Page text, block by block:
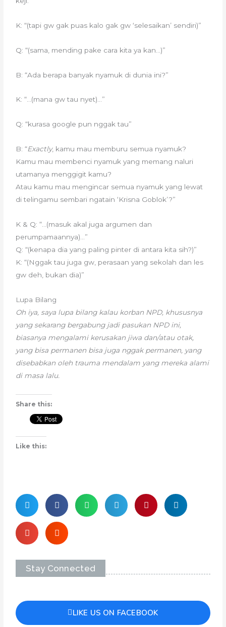
K: “(tapi gw gak puas kalo gak gw ‘selesaikan’ sendiri)”
Q: “(sama, mending pake cara kita ya kan…)”
B: “Ada berapa banyak nyamuk di dunia ini?”
K: “…(mana gw tau nyet)…”
Q: “kurasa google pun nggak tau”
B: “Exactly, kamu mau memburu semua nyamuk?
Kamu mau membenci nyamuk yang memang naluri
utamanya menggigit kamu?
Atau kamu mau mengincar semua nyamuk yang lewat
di telingamu sembari ngatain ‘Krisna Goblok’?”
K & Q: “…(masuk akal juga argumen dan
perumpamaannya)…”
Q: “(kenapa dia yang paling pinter di antara kita sih?)”
K: “(Nggak tau juga gw, perasaan yang sekolah dan les
gw deh, bukan dia)”
Lupa Bilang
Oh iya, saya lupa bilang kalau korban NPD, khususnya
yang sekarang bergabung jadi pasukan NPD ini,
biasanya mengalami kerusakan jiwa dan/atau otak,
yang bisa permanen bisa juga nggak permanen, yang
disebabkan oleh trauma mendalam yang mereka alami
di masa lalu.
Share this:
Like this:
Stay Connected
LIKE US ON FACEBOOK